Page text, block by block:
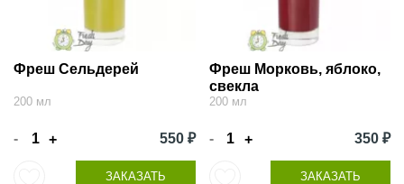
Фреш Сельдерей
200 мл
- + 550 ₽
ЗАКАЗАТЬ
Фреш Морковь, яблоко,
свекла
200 мл
- + 350 ₽
ЗАКАЗАТЬ